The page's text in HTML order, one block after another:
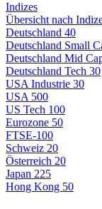
Indizes
Übersicht nach
Deutschland 40
Deutschland Small
Deutschland Mid
Deutschland Tech 30
USA Industrie 30
USA 500
US Tech 100
Eurozone 50
FTSE-100
Schweiz 20
Österreich 20
Japan 225
Hong Kong 50